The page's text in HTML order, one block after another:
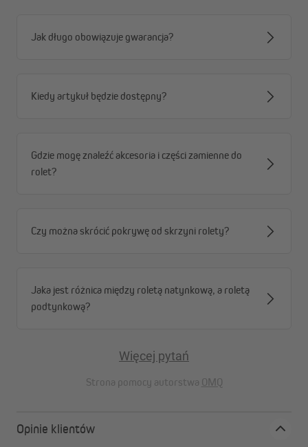
Jak długo obowiązuje gwarancja?
Kiedy artykuł będzie dostępny?
Gdzie mogę znaleźć akcesoria i części zamienne do
rolet?
Czy można skrócić pokrywę od skrzyni rolety?
Jaka jest różnica między roletą natynkową, a roletą
podtynkową?
Więcej pytań
Strona pomocy autorstwa OMQ
Opinie klientów